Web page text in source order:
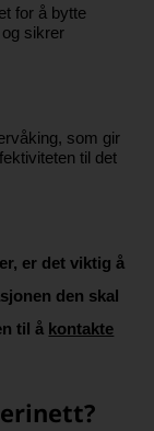
for å bytte
sikrer
som gir
til det
er det viktig å
den skal
til å kontakte